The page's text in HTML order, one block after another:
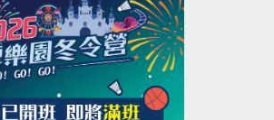
六)初五 營業時間為 08:00-16:00
復正常營業時間~